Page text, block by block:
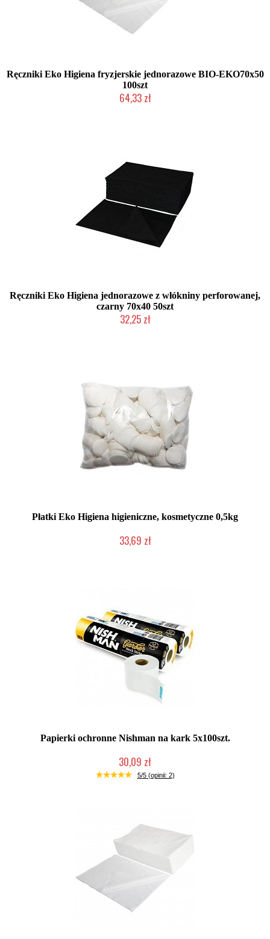
Ręczniki Eko Higiena fryzjerskie jednorazowe BIO-EKO70x50
100szt
64,33 zł
Ręczniki Eko Higiena jednorazowe z włókniny perforowanej,
czarny 70x40 50szt
32,25 zł
Płatki Eko Higiena higieniczne, kosmetyczne 0,5kg
33,69 zł
Papierki ochronne Nishman na kark 5x100szt.
30,09 zł
Duża ilość (wysyłka w 24h)
5/5 (opinii: 2)